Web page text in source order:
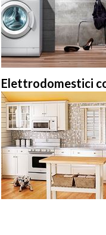
Elettrodomestici